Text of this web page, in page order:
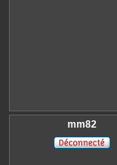
mm82